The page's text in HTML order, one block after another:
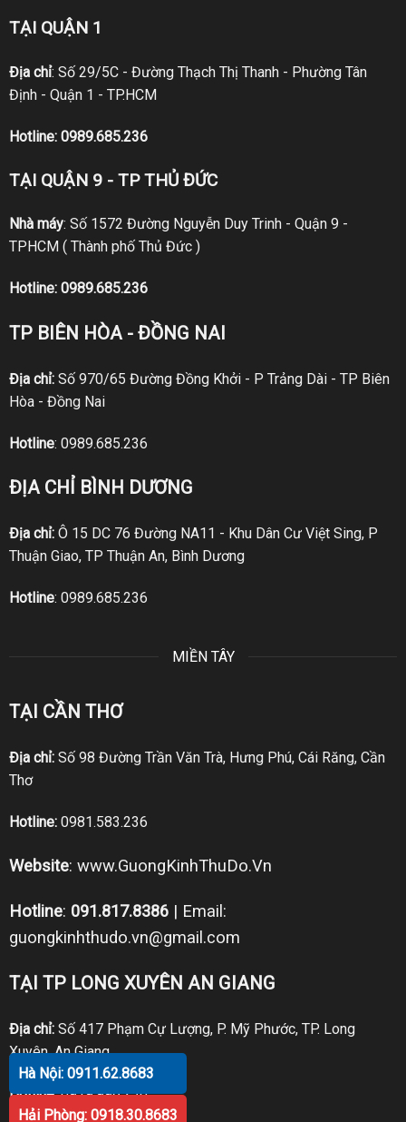
TẠI QUẬN 1
Địa chỉ: Số 29/5C - Đường Thạch Thị Thanh - Phường Tân
Định - Quận 1 - TP.HCM
Hotline: 0989.685.236
TẠI QUẬN 9 - TP THỦ ĐỨC
Nhà máy: Số 1572 Đường Nguyễn Duy Trinh - Quận 9 -
TPHCM ( Thành phố Thủ Đức )
Hotline: 0989.685.236
TP BIÊN HÒA - ĐỒNG NAI
Địa chỉ:Số 970/65 Đường Đồng Khởi - P Trảng Dài - TP Biên
Hòa - Đồng Nai
Hotline: 0989.685.236
ĐỊA CHỈ BÌNH DƯƠNG
Địa chỉ:Ô 15 DC 76 Đường NA11 - Khu Dân Cư Việt Sing, P
Thuận Giao, TP Thuận An, Bình Dương
Hotline: 0989.685.236
MIỀN TÂY
TẠI CẦN THƠ
Địa chỉ:Số 98 Đường Trần Văn Trà, Hưng Phú, Cái Răng, Cần
Thơ
Hotline: 0981.583.236
Website: www.GuongKinhThuDo.Vn
Hotline: 091.817.8386| Email:
guongkinhthudo.vn@gmail.com
TẠI TP LONG XUYÊN AN GIANG
Địa chỉ:Số 417 Phạm Cự Lượng, P. Mỹ Phước, TP. Long
Xuyên, An Giang
Hotline: 0919.998.236
Hà Nội: 0911.62.8683
Hải Phòng: 0918.30.8683